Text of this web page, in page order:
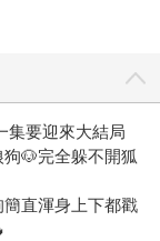
集要迎來大結局
🐶完全躲不開狐
直渾身上下都戳